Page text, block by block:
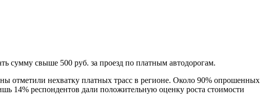
сумму свыше 500 руб. за проезд по платным автодорогам.
отметили нехватку платных трасс в регионе. Около 90% опрошенных
14% респондентов дали положительную оценку роста стоимости